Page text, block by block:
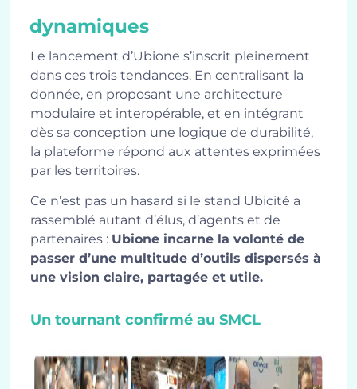
dynamiques
Le lancement d’Ubione s’inscrit pleinement
dans ces trois tendances. En centralisant la
donnée, en proposant une architecture
modulaire et interopérable, et en intégrant
dès sa conception une logique de durabilité,
la plateforme répond aux attentes exprimées
par les territoires.
Ce n’est pas un hasard si le stand Ubicité a
rassemblé autant d’élus, d’agents et de
partenaires : Ubione incarne la volonté de
passer d’une multitude d’outils dispersés à
une vision claire, partagée et utile.
Un tournant confirmé au SMCL